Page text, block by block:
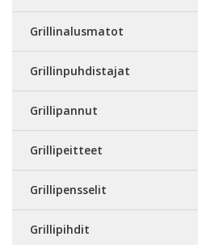
Grillinalusmatot
Grillinpuhdistajat
Grillipannut
Grillipeitteet
Grillipensselit
Grillipihdit